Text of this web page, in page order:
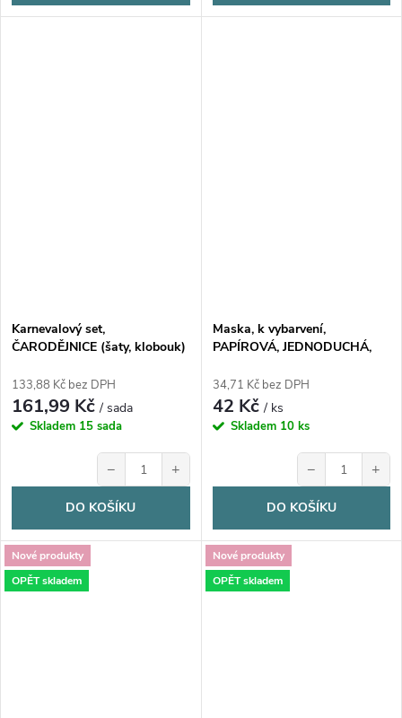
Karnevalový set,
ČARODĚJNICE (šaty, klobouk)
133,88 Kč bez DPH
161,99 Kč/ sada
Skladem 15 sada
− +
DO KOŠÍKU
Maska, k vybarvení,
PAPÍROVÁ, JEDNODUCHÁ,
34,71 Kč bez DPH
42 Kč/ ks
Skladem 10 ks
− +
DO KOŠÍKU
Nové produkty
OPĚT skladem
Nové produkty
OPĚT skladem